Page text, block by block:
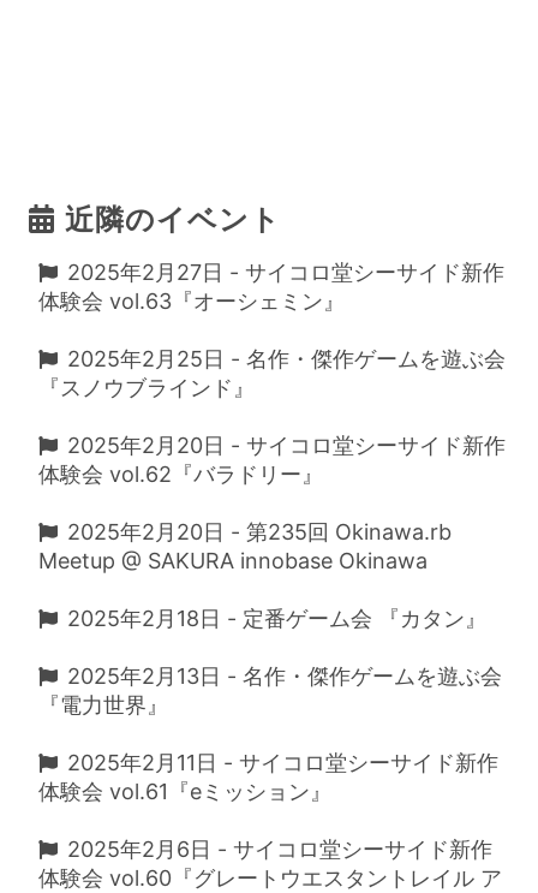
近隣のイベント
2025年2月27日 - サイコロ堂シーサイド新作
体験会 vol.63『オーシェミン』
2025年2月25日 - 名作・傑作ゲームを遊ぶ会
『スノウブラインド』
2025年2月20日 - サイコロ堂シーサイド新作
体験会 vol.62『バラドリー』
2025年2月20日 - 第235回 Okinawa.rb
Meetup @ SAKURA innobase Okinawa
2025年2月18日 - 定番ゲーム会 『カタン』
2025年2月13日 - 名作・傑作ゲームを遊ぶ会
『電力世界』
2025年2月11日 - サイコロ堂シーサイド新作
体験会 vol.61『eミッション』
2025年2月6日 - サイコロ堂シーサイド新作
体験会 vol.60『グレートウエスタントレイル ア